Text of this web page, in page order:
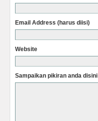
Email Address (harus diisi)
Website
Sampaikan pikiran anda disini